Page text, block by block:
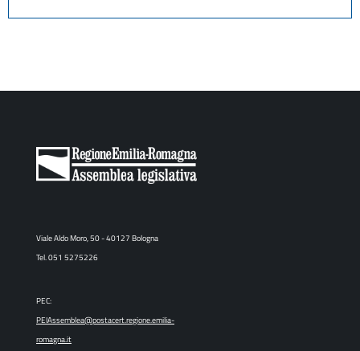
Viale Aldo Moro, 50 - 40127 Bologna
Tel. 051 5275226
PEC:
PEIAssemblea@postacert.regione.emilia-
romagna.it